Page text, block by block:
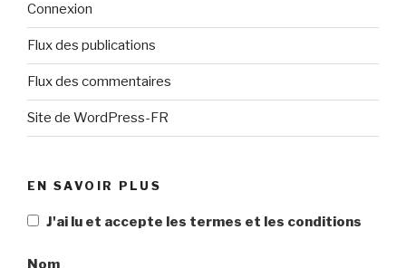
Connexion
Flux des publications
Flux des commentaires
Site de WordPress-FR
EN SAVOIR PLUS
J'ai lu et accepte les termes et les conditions
Nom